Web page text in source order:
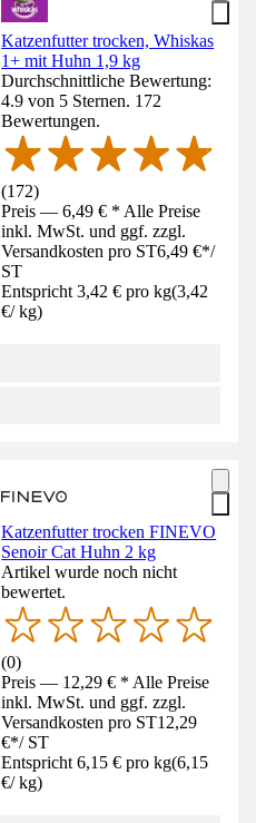
Katzenfutter trocken, Whiskas
1+ mit Huhn 1,9 kg
Durchschnittliche Bewertung:
4.9 von 5 Sternen. 172
Bewertungen.
(172)
Preis — 6,49 € * Alle Preise
inkl. MwSt. und ggf. zzgl.
Versandkosten pro ST6,49 €*/
ST
Entspricht 3,42 € pro kg(3,42
€/ kg)
Katzenfutter trocken FINEVO
Senoir Cat Huhn 2 kg
Artikel wurde noch nicht
bewertet.
(0)
Preis — 12,29 € * Alle Preise
inkl. MwSt. und ggf. zzgl.
Versandkosten pro ST12,29
€*/ ST
Entspricht 6,15 € pro kg(6,15
€/ kg)